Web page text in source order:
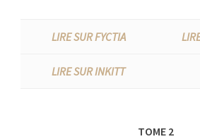
LIRE SUR FYCTIA
LIRE SUR INKITT
TOME 2